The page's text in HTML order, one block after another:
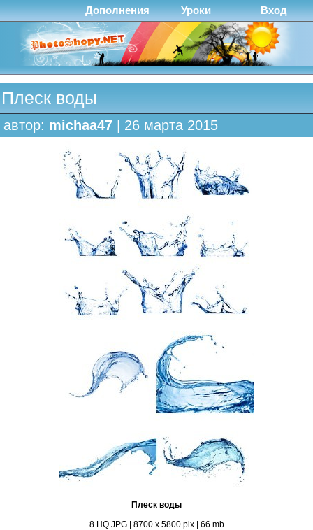
Дополнения Уроки Вход
Плеск воды
автор: michaa47 | 26 марта 2015
Плеск воды
8 HQ JPG | 8700 х 5800 pix | 66 mb